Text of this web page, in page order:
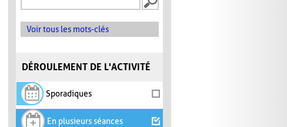
Voir tous les mots-clés
DÉROULEMENT DE L'ACTIVITÉ
Sporadiques
En plusieurs séances